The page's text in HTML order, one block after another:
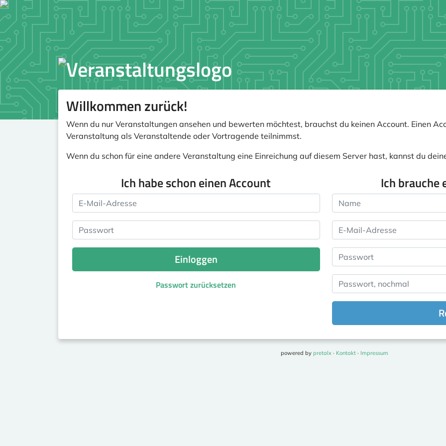
Willkommen zurück!
Wenn du nur Veranstaltungen ansehen und bewerten möchtest, brauchst du keinen Account. Einen
Veranstaltung als Veranstaltende oder Vortragende teilnimmst.
Wenn du schon für eine andere Veranstaltung eine Einreichung auf diesem Server hast, kannst du
Ich habe schon einen Account
E-Mail-Adresse
Passwort
Einloggen
Passwort zurücksetzen
Ich brauche
Name
E-Mail-Adresse
Passwort
Passwort, nochmal
powered by pretalx · Kontakt · Impressum